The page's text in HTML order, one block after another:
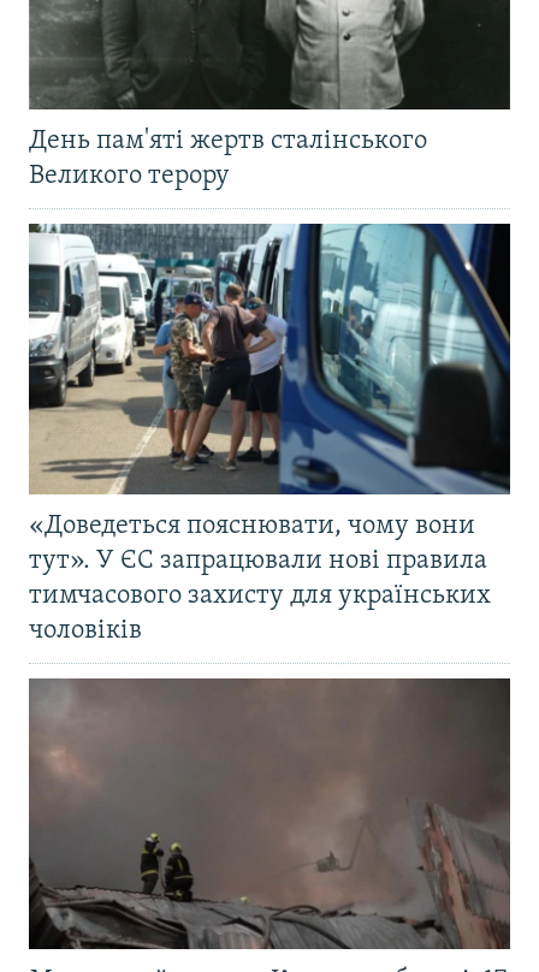
День пам'яті жертв сталінського
Великого терору
«Доведеться пояснювати, чому вони
тут». У ЄС запрацювали нові правила
тимчасового захисту для українських
чоловіків